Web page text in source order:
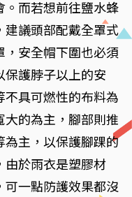
。而若想前往鹽水蜂
建議頭部配戴全罩式
，安全帽下圍也必須
保護脖子以上的安
不具可燃性的布料為
大的為主，腳部則推
為主，以保護腳踝的
由於雨衣是塑膠材
可一點防護效果都沒